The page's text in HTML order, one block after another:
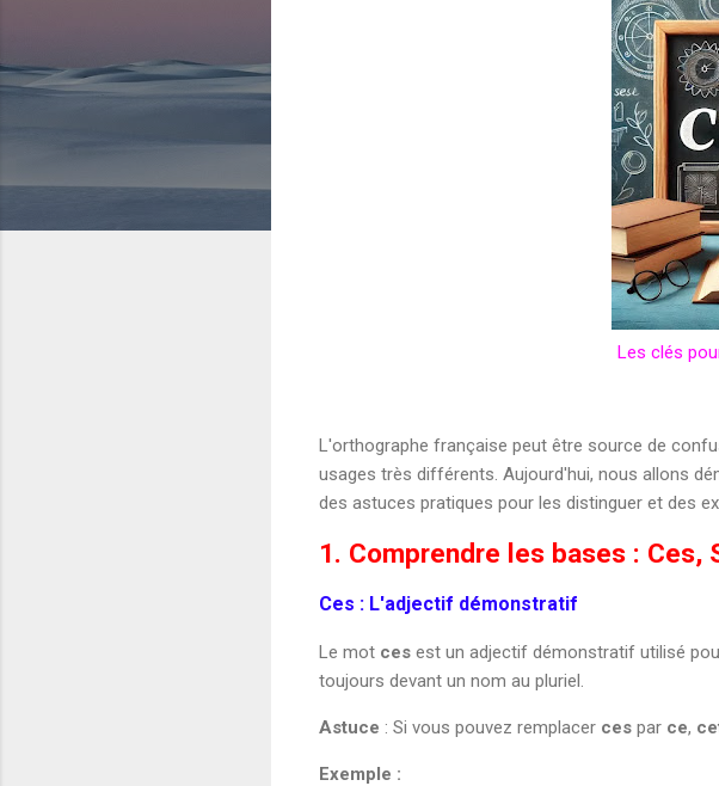
Les clés
L'orthographe française peut être source de
usages très différents. Aujourd'hui, nous allons
des astuces pratiques pour les distinguer et des
1. Comprendre les bases : Ces,
Ces : L'adjectif démonstratif
Le mot ces est un adjectif démonstratif utilisé
toujours devant un nom au pluriel.
Astuce : Si vous pouvez remplacer ces par ce,
Exemple :